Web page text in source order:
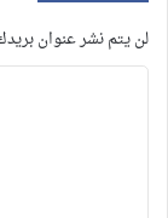
لن يتم نشر عنوان